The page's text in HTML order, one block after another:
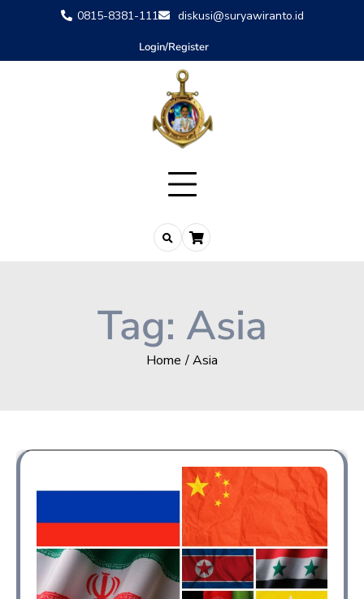
0815-8381-111 diskusi@suryawiranto.id
Login/Register
Tag: Asia
Home Asia